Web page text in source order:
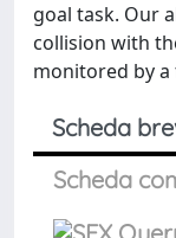
goal task. Our
collision with
monitored by a
Scheda
Scheda